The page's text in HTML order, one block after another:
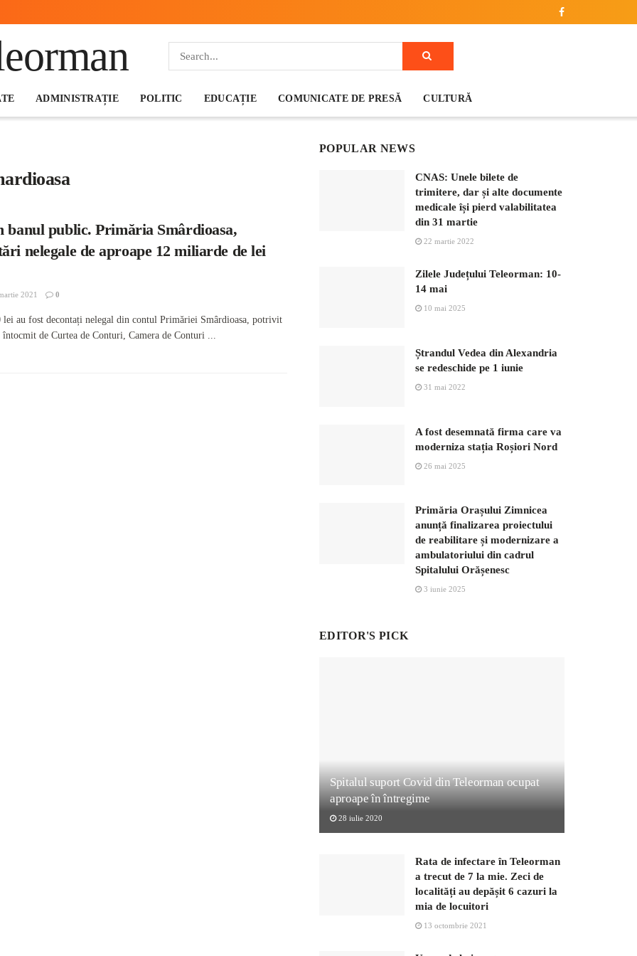
ADMINISTRAȚIE POLITIC EDUCAȚIE COMUNICATE DE PRESĂ CULTURĂ
banul public. Primăria Smârdioasa,
nelegale de aproape 12 miliarde de lei
2021 0
lei au fost decontați nelegal din contul Primăriei Smârdioasa, potrivit
de Curtea de Conturi, Camera de Conturi ...
POPULAR NEWS
CNAS: Unele bilete de
trimitere, dar și alte documente
medicale își pierd valabilitatea
din 31 martie
22 martie 2022
Zilele Județului Teleorman: 10-
14 mai
10 mai 2025
Ștrandul Vedea din Alexandria
se redeschide pe 1 iunie
31 mai 2022
A fost desemnată firma care va
moderniza stația Roșiori Nord
26 mai 2025
Primăria Orașului Zimnicea
anunță finalizarea proiectului
de reabilitare și modernizare a
ambulatoriului din cadrul
Spitalului Orășenesc
3 iunie 2025
EDITOR'S PICK
Spitalul suport Covid din Teleorman ocupat
aproape în întregime
28 iulie 2020
Rata de infectare în Teleorman
a trecut de 7 la mie. Zeci de
localități au depășit 6 cazuri la
mia de locuitori
13 octombrie 2021